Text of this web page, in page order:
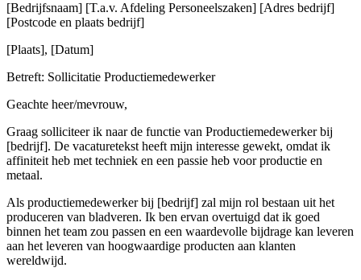
[Bedrijfsnaam] [T.a.v. Afdeling Personeelszaken] [Adres bedrijf]
[Postcode en plaats bedrijf]
[Plaats], [Datum]
Betreft: Sollicitatie Productiemedewerker
Geachte heer/mevrouw,
Graag solliciteer ik naar de functie van Productiemedewerker bij
[bedrijf]. De vacaturetekst heeft mijn interesse gewekt, omdat ik
affiniteit heb met techniek en een passie heb voor productie en
metaal.
Als productiemedewerker bij [bedrijf] zal mijn rol bestaan uit het
produceren van bladveren. Ik ben ervan overtuigd dat ik goed
binnen het team zou passen en een waardevolle bijdrage kan leveren
aan het leveren van hoogwaardige producten aan klanten
wereldwijd.